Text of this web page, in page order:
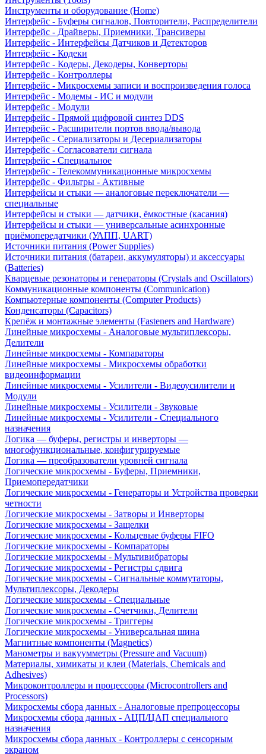
Инструменты и оборудование (Home)
Интерфейс - Буферы сигналов, Повторители, Распределители
Интерфейс - Драйверы, Приемники, Трансиверы
Интерфейс - Интерфейсы Датчиков и Детекторов
Интерфейс - Кодеки
Интерфейс - Кодеры, Декодеры, Конверторы
Интерфейс - Контроллеры
Интерфейс - Микросхемы записи и воспроизведения голоса
Интерфейс - Модемы - ИС и модули
Интерфейс - Модули
Интерфейс - Прямой цифровой синтез DDS
Интерфейс - Расширители портов ввода/вывода
Интерфейс - Сериализаторы и Десериализаторы
Интерфейс - Согласователи сигнала
Интерфейс - Специальное
Интерфейс - Телекоммуникационные микросхемы
Интерфейс - Фильтры - Активные
Интерфейсы и стыки — аналоговые переключатели —
специальные
Интерфейсы и стыки — датчики, ёмкостные (касания)
Интерфейсы и стыки — универсальные асинхронные
приёмопередатчики (УАПП, UART)
Источники питания (Power Supplies)
Источники питания (батареи, аккумуляторы) и аксессуары
(Batteries)
Кварцевые резонаторы и генераторы (Crystals and Oscillators)
Коммуникационные компоненты (Communication)
Компьютерные компоненты (Computer Products)
Конденсаторы (Capacitors)
Крепёж и монтажные элементы (Fasteners and Hardware)
Линейные микросхемы - Аналоговые мультиплексоры,
Делители
Линейные микросхемы - Компараторы
Линейные микросхемы - Микросхемы обработки
видеоинформации
Линейные микросхемы - Усилители - Видеоусилители и
Модули
Линейные микросхемы - Усилители - Звуковые
Линейные микросхемы - Усилители - Специального
назначения
Логика — буферы, регистры и инверторы —
многофункциональные, конфигурируемые
Логика — преобразователи уровней сигнала
Логические микросхемы - Буферы, Приемники,
Приемопередатчики
Логические микросхемы - Генераторы и Устройства проверки
четности
Логические микросхемы - Затворы и Инверторы
Логические микросхемы - Защелки
Логические микросхемы - Кольцевые буферы FIFO
Логические микросхемы - Компараторы
Логические микросхемы - Мультивибраторы
Логические микросхемы - Регистры сдвига
Логические микросхемы - Сигнальные коммутаторы,
Мультиплексоры, Декодеры
Логические микросхемы - Специальные
Логические микросхемы - Счетчики, Делители
Логические микросхемы - Триггеры
Логические микросхемы - Универсальная шина
Магнитные компоненты (Magnetics)
Манометры и вакуумметры (Pressure and Vacuum)
Материалы, химикаты и клеи (Materials, Chemicals and
Adhesives)
Микроконтроллеры и процессоры (Microcontrollers and
Processors)
Микросхемы сбора данных - Аналоговые препроцессоры
Микросхемы сбора данных - АЦП/ЦАП специального
назначения
Микросхемы сбора данных - Контроллеры с сенсорным
экраном